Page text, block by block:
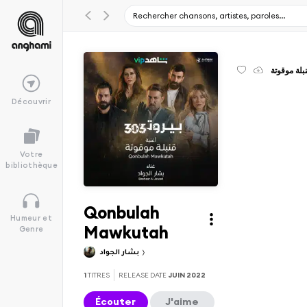
Découvrir
Votre
bibliothèque
Humeur et
Genre
Qonbulah
Mawkutah
1TITRES RELEASE DATE JUIN 2022
Écouter J'aime
موقوتة